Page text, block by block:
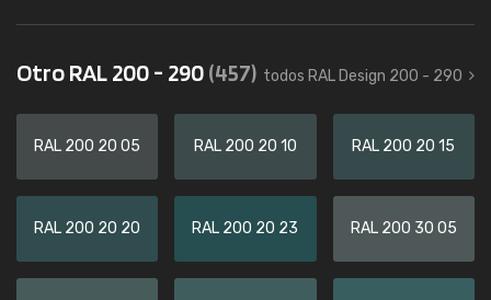
Otro RAL 200 - 290(457) todos RAL Design 200 - 290
RAL 200 20 05 RAL 200 20 10 RAL 200 20 15
RAL 200 20 20 RAL 200 20 23 RAL 200 30 05